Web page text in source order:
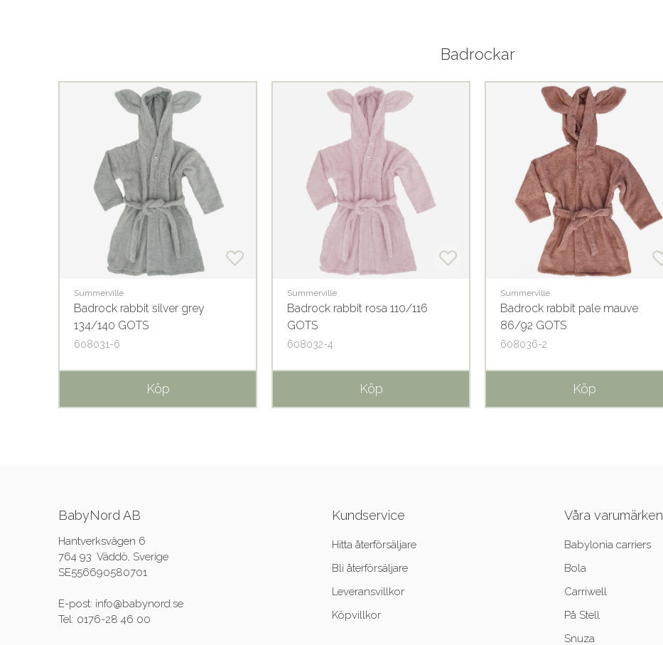
Badrockar
Summerville
Badrock rabbit silver grey
134/140 GOTS
608031-6
Köp
Summerville
Badrock rabbit rosa 110/116
GOTS
608032-4
Köp
Summerville
Badrock rabbit pale mauve
86/92 GOTS
608036-2
Köp
BabyNord AB
Hantverksvägen 6
764 93 Väddö, Sverige
SE556690580701
E-post: info@babynord.se
Tel: 0176-28 46 00
Kundservice
Hitta återförsäljare
Bli återförsäljare
Leveransvillkor
Köpvillkor
Våra varumärken
Babylonia carriers
Bola
Carriwell
På Stell
Snuza